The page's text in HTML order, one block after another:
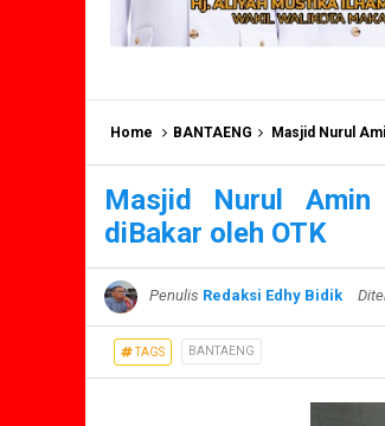
Home BANTAENG Masjid Nurul
Masjid Nurul Amin
diBakar oleh OTK
Penulis Redaksi Edhy Bidik
TAGS BANTAENG